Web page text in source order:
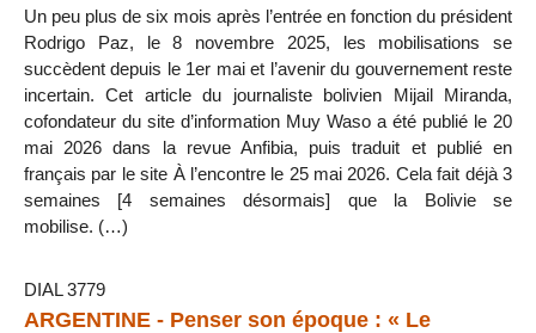
Un peu plus de six mois après l’entrée en fonction du président
Rodrigo Paz, le 8 novembre 2025, les mobilisations se
succèdent depuis le 1er mai et l’avenir du gouvernement reste
incertain. Cet article du journaliste bolivien Mijail Miranda,
cofondateur du site d’information Muy Waso a été publié le 20
mai 2026 dans la revue Anfibia, puis traduit et publié en
français par le site À l’encontre le 25 mai 2026. Cela fait déjà 3
semaines [4 semaines désormais] que la Bolivie se
mobilise. (…)
DIAL 3779
ARGENTINE - Penser son époque : « Le